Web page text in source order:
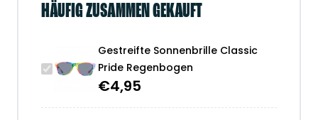
HÄUFIG ZUSAMMEN GEKAUFT
Gestreifte Sonnenbrille Classic
Pride Regenbogen
€4,95